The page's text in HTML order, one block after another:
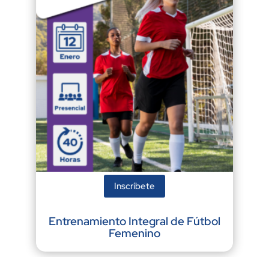
Inscríbete
Entrenamiento Integral de Fútbol
Femenino